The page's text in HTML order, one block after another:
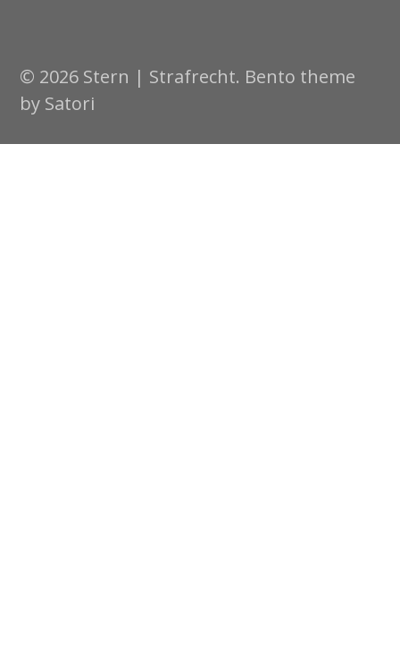
© 2026 Stern | Strafrecht. Bento theme
by Satori